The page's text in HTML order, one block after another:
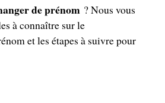
de prénom ? Nous vous
à connaître sur le
et les étapes à suivre pour